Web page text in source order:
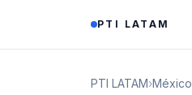
PTI LATAM
PTI LATAM›México